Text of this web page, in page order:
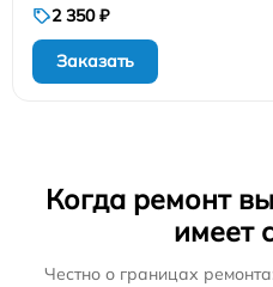
2 350 ₽
Заказать
Когда ремонт
имеет
Честно о границах